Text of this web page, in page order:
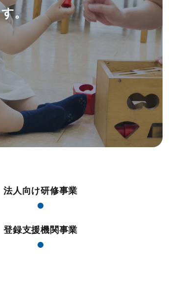
。
法人向け研修事業
登録支援機関事業